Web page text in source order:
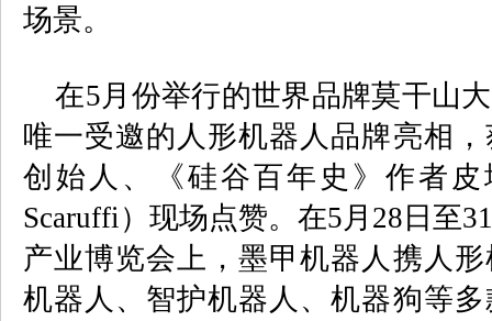
场景。
在5月份举行的世界品牌莫干山
唯一受邀的人形机器人品牌亮相
创始人、《硅谷百年史》作者
Scaruffi）现场点赞。在5月 28 日至31
产业博览会上，墨甲机器人携人
机器人、智护机器人、机器狗等